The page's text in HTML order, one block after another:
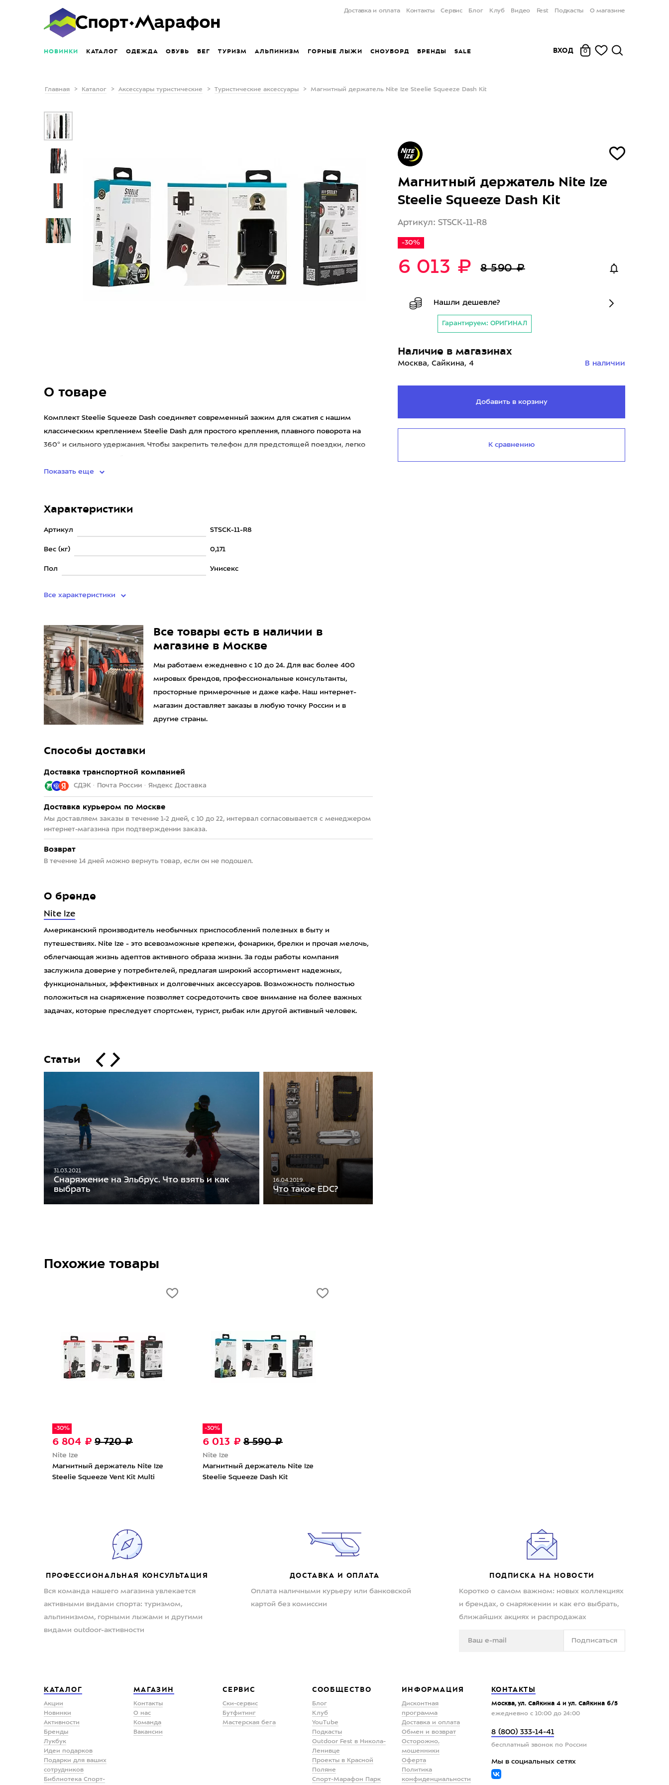
Доставка и оплата Контакты Сервис Блог Клуб Видео Fest Подкасты О магазине
НОВИНКИ КАТАЛОГ ОДЕЖДА ОБУВЬ БЕГ ТУРИЗМ АЛЬПИНИЗМ ГОРНЫЕ ЛЫЖИ СНОУБОРД БРЕНДЫ SALE ВХОД 0
Главная Каталог Аксессуары туристические Туристические аксессуары Магнитный держатель Nite Ize Steelie Squeeze Dash Kit
О товаре
Комплект Steelie Squeeze Dash соединяет современный зажим для сжатия с нашим
классическим креплением Steelie Dash для простого крепления, плавного поворота на
360° и сильного удержания. Чтобы закрепить телефон для предстоящей поездки, легко
Показать еще
Характеристики
Артикул STSCK-11-R8
Вес (кг) 0,171
Пол Унисекс
Все характеристики
Все товары есть в наличии в
магазине в Москве
Мы работаем ежедневно с 10 до 24. Для вас более 400
мировых брендов, профессиональные консультанты,
просторные примерочные и даже кафе. Наш интернет-
магазин доставляет заказы в любую точку России и в
другие страны.
Способы доставки
Доставка транспортной компанией
СДЭК · Почта России · Яндекс Доставка
Доставка курьером по Москве
Мы доставляем заказы в течение 1-2 дней, с 10 до 22, интервал согласовывается с менеджером
интернет-магазина при подтверждении заказа.
Возврат
В течение 14 дней можно вернуть товар, если он не подошел.
О бренде
Nite Ize
Американский производитель необычных приспособлений полезных в быту и
путешествиях. Nite Ize - это всевозможные крепежи, фонарики, брелки и прочая мелочь,
облегчающая жизнь адептов активного образа жизни. За годы работы компания
заслужила доверие у потребителей, предлагая широкий ассортимент надежных,
функциональных, эффективных и долговечных аксессуаров. Возможность полностью
положиться на снаряжение позволяет сосредоточить свое внимание на более важных
задачах, которые преследует спортсмен, турист, рыбак или другой активный человек.
Статьи
31.03.2021
Снаряжение на Эльбрус. Что взять и как
выбрать
16.04.2019
Что такое EDC?
Магнитный держатель Nite Ize
Steelie Squeeze Dash Kit
Артикул: STSCK-11-R8
-30%
6 013 ₽ 8 590 ₽
Нашли дешевле?
Гарантируем: ОРИГИНАЛ
Наличие в магазинах
Москва, Сайкина, 4 В наличии
Добавить в корзину
К сравнению
Похожие товары
-30%
6 804 ₽ 9 720 ₽
Nite Ize
Магнитный держатель Nite Ize
Steelie Squeeze Vent Kit Multi
-30%
6 013 ₽ 8 590 ₽
Nite Ize
Магнитный держатель Nite Ize
Steelie Squeeze Dash Kit
ПРОФЕССИОНАЛЬНАЯ КОНСУЛЬТАЦИЯ
Вся команда нашего магазина увлекается
активными видами спорта: туризмом,
альпинизмом, горными лыжами и другими
видами outdoor-активности
ДОСТАВКА И ОПЛАТА
Оплата наличными курьеру или банковской
картой без комиссии
ПОДПИСКА НА НОВОСТИ
Коротко о самом важном: новых коллекциях
и брендах, о снаряжении и как его выбрать,
ближайших акциях и распродажах
Подписаться
КАТАЛОГ
Акции
Новинки
Активности
Бренды
Лукбук
Идеи подарков
Подарки для ваших
сотрудников
Библиотека Спорт-
МАГАЗИН
Контакты
О нас
Команда
Вакансии
СЕРВИС
Ски-сервис
Бутфитинг
Мастерская бега
СООБЩЕСТВО
Блог
Клуб
YouTube
Подкасты
Outdoor Fest в Никола-
Ленивце
Проекты в Красной
Поляне
Спорт-Марафон Парк
ИНФОРМАЦИЯ
Дисконтная
программа
Доставка и оплата
Обмен и возврат
Осторожно,
мошенники
Оферта
Политика
конфиденциальности
КОНТАКТЫ
Москва, ул. Сайкина 4 и ул. Сайкина 6/5
ежедневно с 10:00 до 24:00
8 (800) 333-14-41
бесплатный звонок по России
Мы в социальных сетях